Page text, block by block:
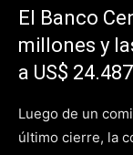
El Banco
millones y
a US$
Luego de un
último cierre, la